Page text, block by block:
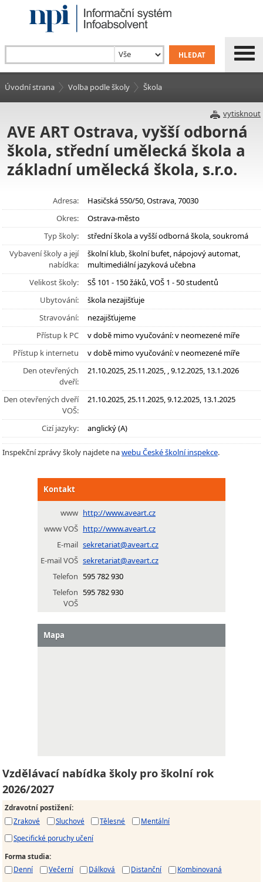
Úvodní strana Volba podle školy Škola
vytisknout
AVE ART Ostrava, vyšší odborná
škola, střední umělecká škola a
základní umělecká škola, s.r.o.
Adresa:
Hasičská 550/50, Ostrava, 70030
Okres:
Ostrava-město
Typ školy:
střední škola a vyšší odborná škola, soukromá
Vybavení školy a její
nabídka:
školní klub, školní bufet, nápojový automat,
multimediální jazyková učebna
Velikost školy:
SŠ 101 - 150 žáků, VOŠ 1 - 50 studentů
Ubytování:
škola nezajišťuje
Stravování:
nezajišťujeme
Přístup k PC
v době mimo vyučování: v neomezené míře
Přístup k internetu
v době mimo vyučování: v neomezené míře
Den otevřených
dveří:
21.10.2025, 25.11.2025, , 9.12.2025, 13.1.2026
Den otevřených dveří
VOŠ:
21.10.2025, 25.11.2025, 9.12.2025, 13.1.2025
Cizí jazyky: anglický (A)
Inspekční zprávy školy najdete nawebu České školní inspekce.
Kontakt
www http://www.aveart.cz
www VOŠ http://www.aveart.cz
E-mail sekretariat@aveart.cz
E-mail VOŠ sekretariat@aveart.cz
Telefon 595 782 930
Telefon
VOŠ
595 782 930
Mapa
Vzdělávací nabídka školy pro školní rok
2026/2027
Zdravotní postižení:
Zrakové
Sluchové Tělesné
Mentální
Specifické poruchy učení
Forma studia:
Denní
Večerní Dálková Distanční Kombinovaná